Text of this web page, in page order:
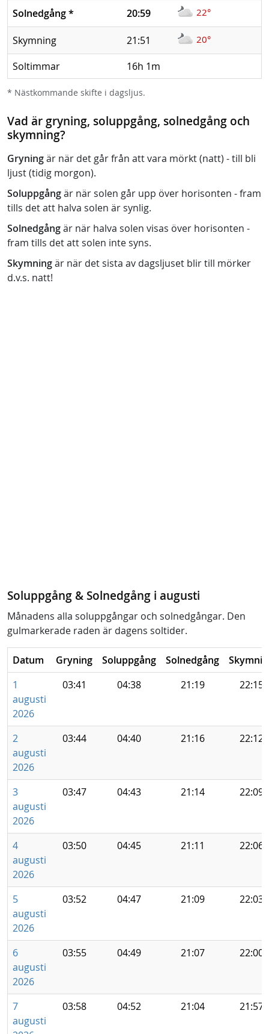
Solnedgång* 20:59 22°
Skymning 21:51 20°
Soltimmar 16h 1m
* Nästkommande skifte i dagsljus.
Vad är gryning, soluppgång, solnedgång och
skymning?
Gryningär när det går från att vara mörkt (natt) - till bli
ljust (tidig morgon).
Soluppgångär när solen går upp över horisonten - fram
tills det att halva solen är synlig.
Solnedgångär när halva solen visas över horisonten -
fram tills det att solen inte syns.
Skymningär när det sista av dagsljuset blir till mörker
d.v.s. natt!
Soluppgång & Solnedgång i augusti
Månadens alla soluppgångar och solnedgångar. Den
gulmarkerade raden är dagens soltider.
Datum Gryning Soluppgång Solnedgång
1
augusti
2026
03:41 04:38 21:19 22:15
2
augusti
2026
03:44 04:40 21:16 22:12
3
augusti
2026
03:47 04:43 21:14 22:09
4
augusti
2026
03:50 04:45 21:11 22:06
5
augusti
2026
03:52 04:47 21:09 22:03
6
augusti
2026
03:55 04:49 21:07 22:00
7
augusti
03:58 04:52 21:04 21:57